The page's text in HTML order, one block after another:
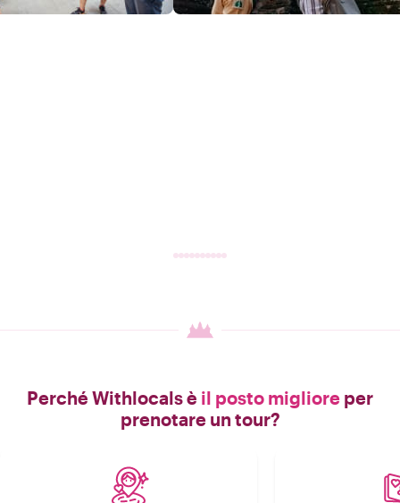
Perché Withlocals è il posto migliore per
prenotare un tour?